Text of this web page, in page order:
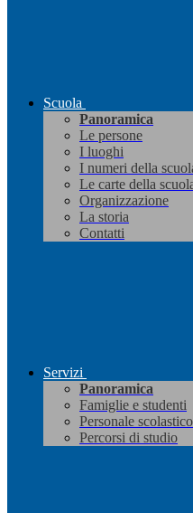
Scuola
Panoramica
Le persone
I luoghi
I numeri della
Le carte della
Organizzazione
La storia
Contatti
Servizi
Panoramica
Famiglie e studenti
Personale scolastico
Percorsi di studio